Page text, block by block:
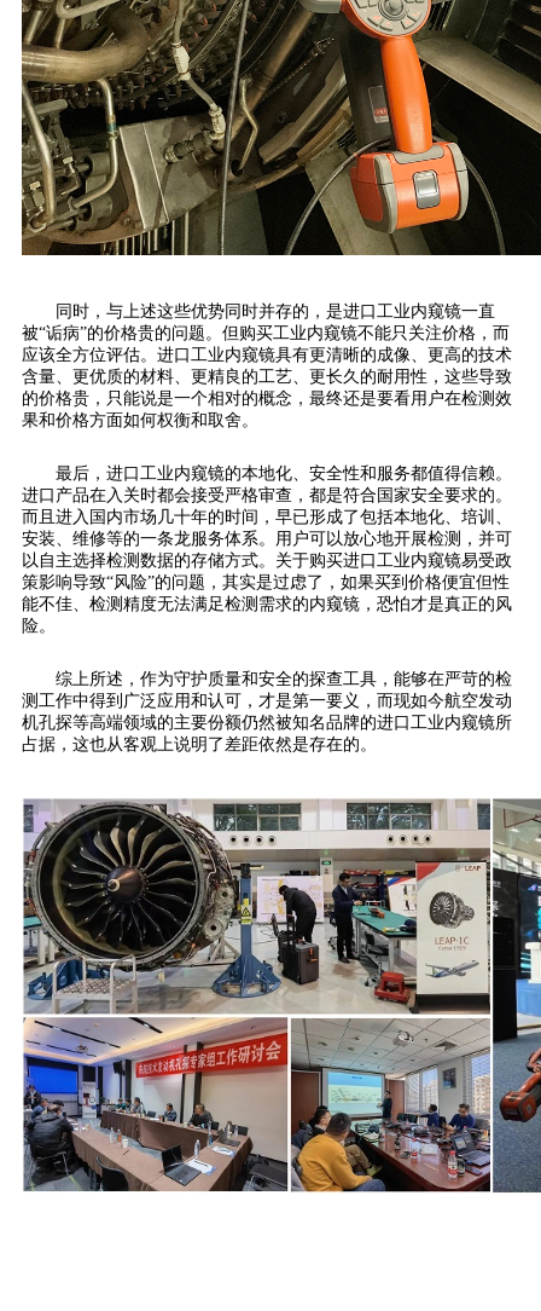
同时，与上述这些优势同时并存的，是进口工业内窥镜一直
被“诟病”的价格贵的问题。但购买工业内窥镜不能只关注价格，而
应该全方位评估。进口工业内窥镜具有更清晰的成像、更高的技术
含量、更优质的材料、更精良的工艺、更长久的耐用性，这些导致
的价格贵，只能说是一个相对的概念，最终还是要看用户在检测效
果和价格方面如何权衡和取舍。
最后，进口工业内窥镜的本地化、安全性和服务都值得信赖。
进口产品在入关时都会接受严格审查，都是符合国家安全要求的。
而且进入国内市场几十年的时间，早已形成了包括本地化、培训、
安装、维修等的一条龙服务体系。用户可以放心地开展检测，并可
以自主选择检测数据的存储方式。关于购买进口工业内窥镜易受政
策影响导致“风险”的问题，其实是过虑了，如果买到价格便宜但性
能不佳、检测精度无法满足检测需求的内窥镜，恐怕才是真正的风
险。
综上所述，作为守护质量和安全的探查工具，能够在严苛的检
测工作中得到广泛应用和认可，才是第一要义，而现如今航空发动
机孔探等高端领域的主要份额仍然被知名品牌的进口工业内窥镜所
占据，这也从客观上说明了差距依然是存在的。